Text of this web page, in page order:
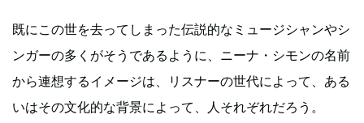
既にこの世を去ってしまった伝説的なミュージシャンやシ
ンガーの多くがそうであるように、ニーナ・シモンの名前
から連想するイメージは、リスナーの世代によって、ある
いはその文化的な背景によって、人それぞれだろう。